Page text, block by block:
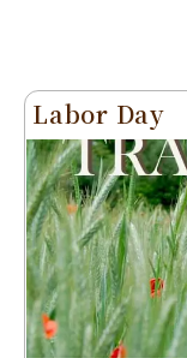
Labor Day